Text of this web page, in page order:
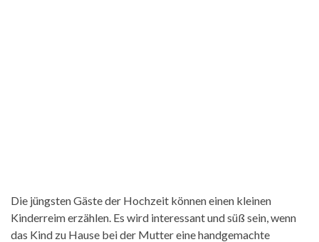
Die jüngsten Gäste der Hochzeit können einen kleinen
Kinderreim erzählen. Es wird interessant und süß sein, wenn
das Kind zu Hause bei der Mutter eine handgemachte